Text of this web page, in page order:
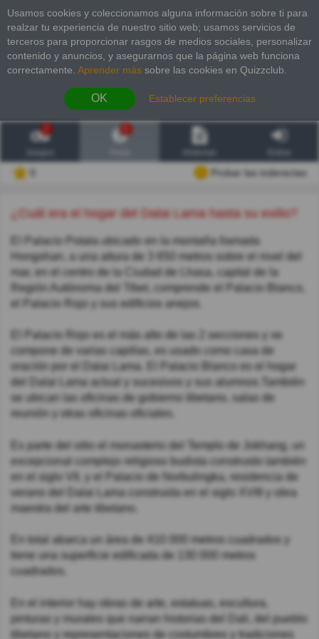
Usamos cookies y coleccionamos alguna información sobre ti para
realzar tu experiencia de nuestro sitio web; usamos servicios de
terceros para proporcionar rasgos de medios sociales, personalizar
contenido y anuncios, y asegurarnos que la página web funciona
correctamente. Aprender más sobre las cookies en Quizzclub.
OK Establecer preferencias
2
Probar las inderectas
¿Cuál era el hogar del Dalai Lama hasta su exilio?
El Palacio Potala ubicado en la montaña llamada
Hongshan, a una altura de 3 650 metros sobre el nivel del
mar, en el centro de la Ciudad de Lhasa, capital de la
Región Autónoma del Tibet, comprende el Palacio Blanco,
el Palacio Rojo y sus edificios anejos.
El Palacio Rojo es el más alto de las 2 secciones y se
compone de varias capillas, es usado como casa de
oración por el Dalai Lama. El Palacio Blanco es el hogar
del Dalai Lama actual y sucesivos y sus alumnos.También
se ubican las oficinas de gobierno tibetano, salas de
reunión y otras oficinas oficiales.
Es parte del sitio el monasterio del Templo de Jokhang, un
excepcional complejo religioso budista construido también
en el siglo VII, y el Palacio de Norbulingka, residencia de
verano del Dalai Lama construida en el siglo XVIII y obra
maestra del arte tibetano.
En total abarca un área de 410 000 metros cuadrados y
tiene una superficie edificada de 130 000 metros
cuadrados.
En el interior hay obras de arte, estatuas, escultura,
pinturas y murales que narran historias del Dali, del pueblo
tibetano y representaciones de costumbres y tradiciones